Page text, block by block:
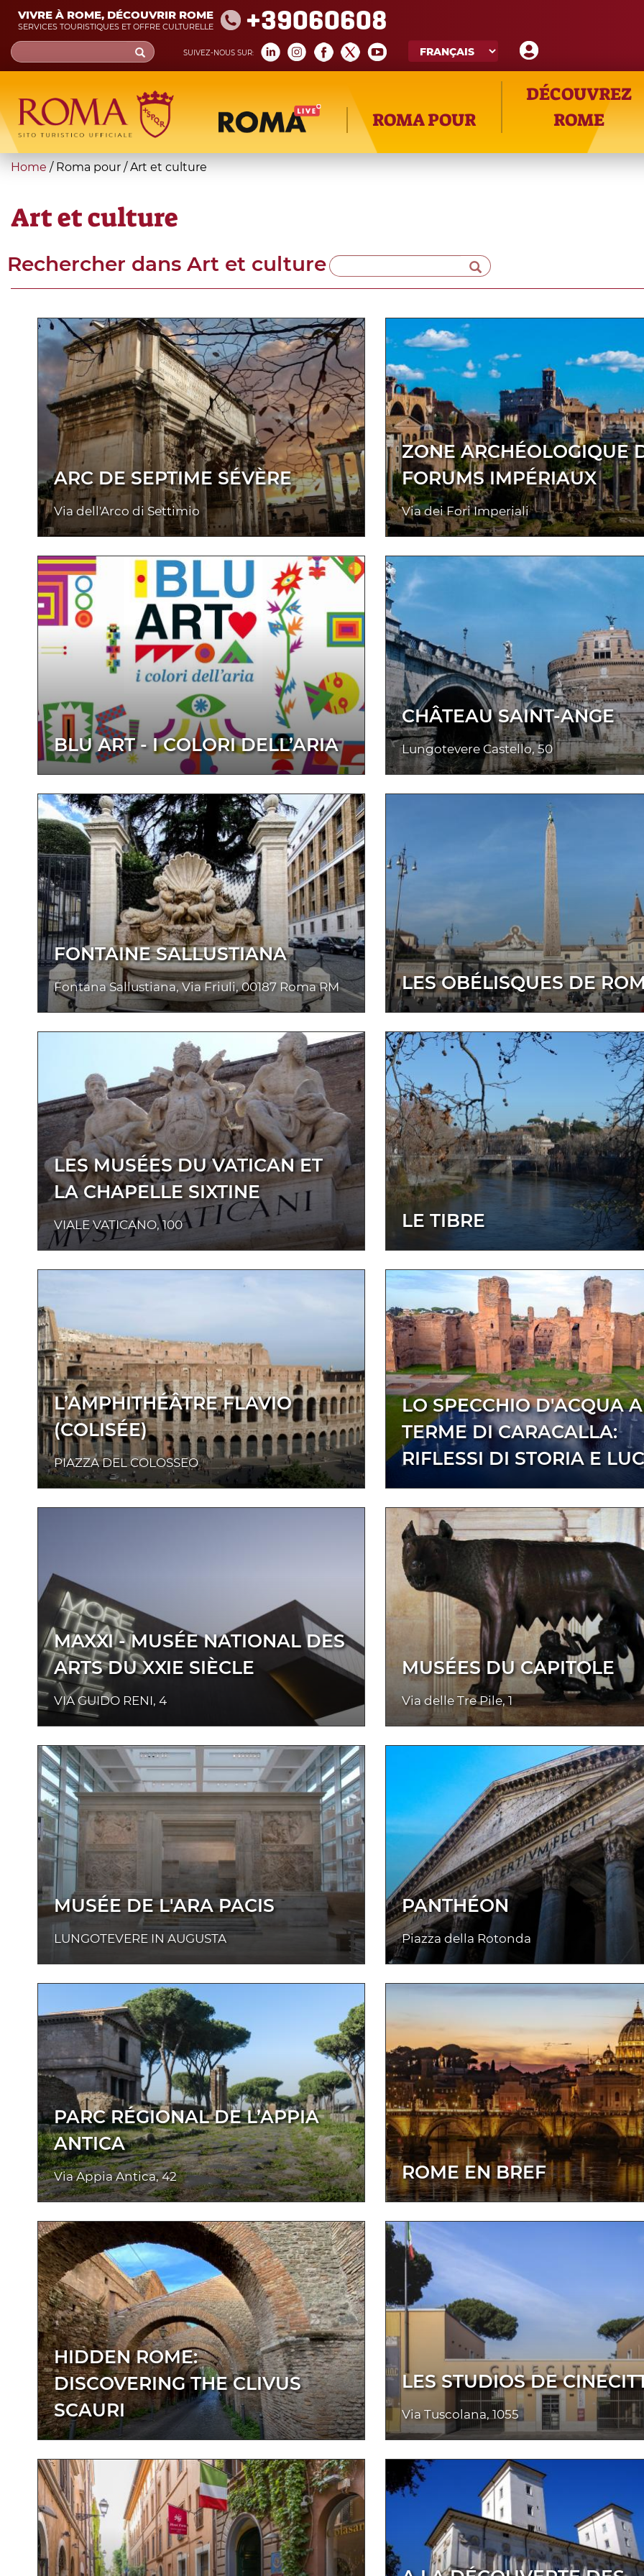
Skip
main
content
VIVRE À ROME, DÉCOUVRIR ROME
SERVICES TOURISTIQUES ET OFFRE CULTURELLE +39060608
SUIVEZ-NOUS SUR:
Search
form
Recherche
ROMA POUR
DÉCOUVREZ
ROME
You
here
Home / Roma pour /Art et culture
Art et culture
Rechercher dans Art et culture
ARC DE SEPTIME SÉVÈRE
Via dell'Arco di Settimio
ZONE ARCHÉOLOGIQUE
FORUMS IMPÉRIAUX
Via dei Fori Imperiali
BLU ART - I COLORI DELL’ARIA
CHÂTEAU SAINT-ANGE
Lungotevere Castello, 50
FONTAINE SALLUSTIANA
Fontana Sallustiana, Via Friuli, 00187 Roma RM LES OBÉLISQUES DE
LES MUSÉES DU VATICAN ET
LA CHAPELLE SIXTINE
VIALE VATICANO, 100 LE TIBRE
L’AMPHITHÉÂTRE FLAVIO
(COLISÉE)
PIAZZA DEL COLOSSEO
LO SPECCHIO D'ACQUA
TERME DI CARACALLA:
RIFLESSI DI STORIA E
MAXXI - MUSÉE NATIONAL DES
ARTS DU XXIE SIÈCLE
VIA GUIDO RENI, 4
MUSÉES DU CAPITOLE
Via delle Tre Pile, 1
MUSÉE DE L'ARA PACIS
LUNGOTEVERE IN AUGUSTA
PANTHÉON
Piazza della Rotonda
PARC RÉGIONAL DE L’APPIA
ANTICA
Via Appia Antica, 42 ROME EN BREF
HIDDEN ROME:
DISCOVERING THE CLIVUS
SCAURI
LES STUDIOS DE
Via Tuscolana, 1055